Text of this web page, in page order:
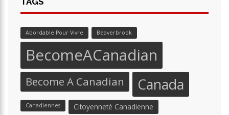
Abordable Pour Vivre Beaverbrook
BecomeACanadian
Become A Canadian Canada
Canadiennes Citoyenneté Canadienne